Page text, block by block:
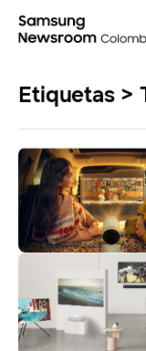
Etiquetas >